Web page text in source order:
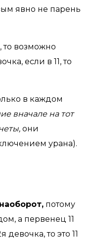
явно не парень
то возможно
если в 11, то
в каждом
вначале на тот
они
урана).
потому
а первенец 11
девочка, то это 11